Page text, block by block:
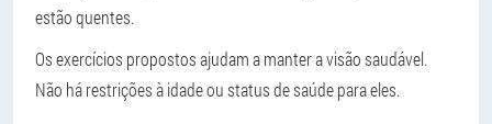
estão quentes.
Os exercícios propostos ajudam a manter a visão saudável.
Não há restrições à idade ou status de saúde para eles.